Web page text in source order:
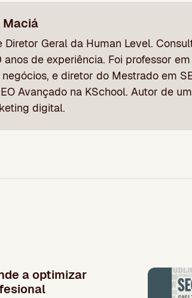
Maciá
Diretor Geral da Human Level.
de experiência. Foi professor
e diretor do Mestrado em
Avançado na KSchool. Autor de
digital.
a optimizar